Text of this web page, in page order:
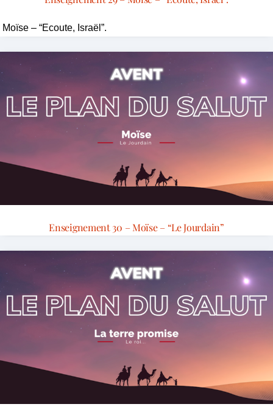
Moïse – “Ecoute, Israël”.
Enseignement 30 – Moïse – “Le Jourdain”